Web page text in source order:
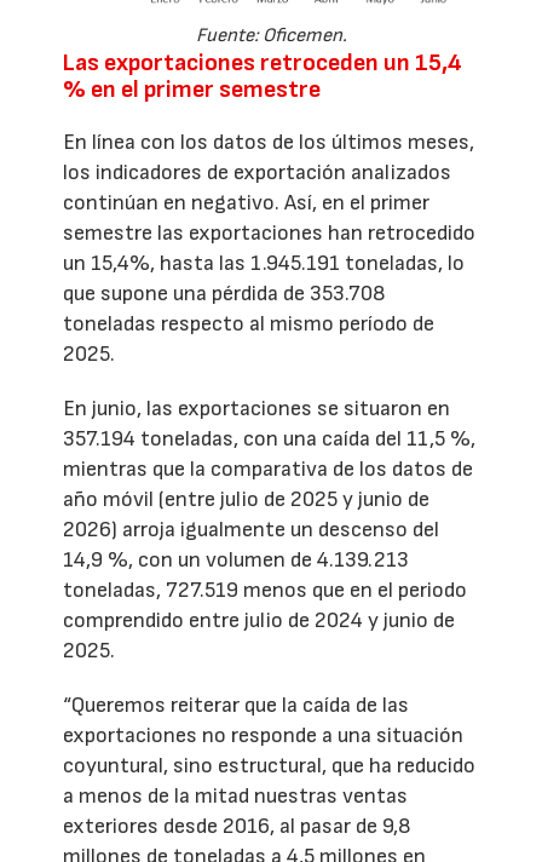
Fuente: Oficemen.
Las exportaciones retroceden un 15,4
% en el primer semestre
En línea con los datos de los últimos meses,
los indicadores de exportación analizados
continúan en negativo. Así, en el primer
semestre las exportaciones han retrocedido
un 15,4%, hasta las 1.945.191 toneladas, lo
que supone una pérdida de 353.708
toneladas respecto al mismo período de
2025.
En junio, las exportaciones se situaron en
357.194 toneladas, con una caída del 11,5 %,
mientras que la comparativa de los datos de
año móvil (entre julio de 2025 y junio de
2026) arroja igualmente un descenso del
14,9 %, con un volumen de 4.139.213
toneladas, 727.519 menos que en el periodo
comprendido entre julio de 2024 y junio de
2025.
“Queremos reiterar que la caída de las
exportaciones no responde a una situación
coyuntural, sino estructural, que ha reducido
a menos de la mitad nuestras ventas
exteriores desde 2016, al pasar de 9,8
millones de toneladas a 4,5 millones en